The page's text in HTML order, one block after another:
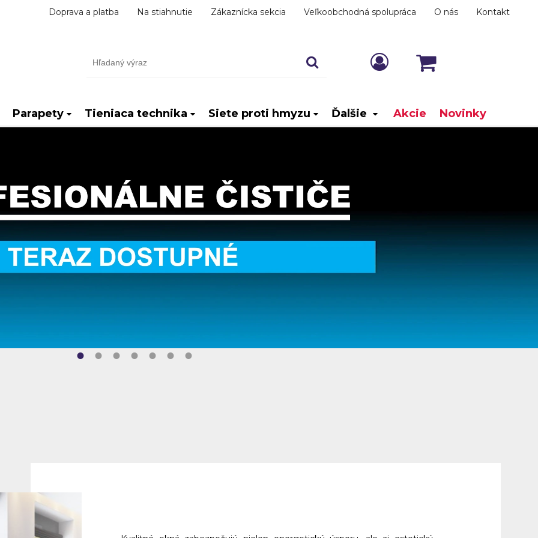
Doprava a platba Na stiahnutie Zákaznícka sekcia Veľkoobchodná spolupráca O nás Kontakt
Parapety Tieniaca technika Siete proti hmyzu Ďalšie Akcie Novinky